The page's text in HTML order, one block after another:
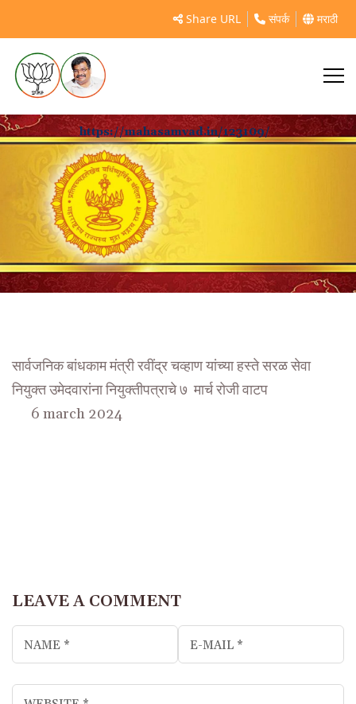
Share URL संपर्क मराठी
https://mahasamvad.in/123109/
सार्वजनिक बांधकाम मंत्री रवींद्र चव्हाण यांच्या हस्ते सरळ सेवा
नियुक्त उमेदवारांना नियुक्तीपत्राचे ७ मार्च रोजी वाटप
6 march 2024
LEAVE A COMMENT